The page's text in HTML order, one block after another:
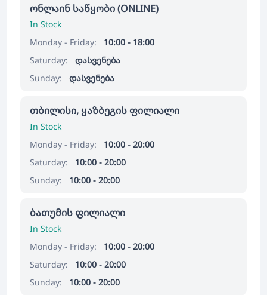
ონლაინ საწყობი (ONLINE)
In Stock
Monday - Friday:
10:00 - 18:00
Saturday:
დასვენება
Sunday:
დასვენება
თბილისი, ყაზბეგის ფილიალი
In Stock
Monday - Friday:
10:00 - 20:00
Saturday:
10:00 - 20:00
Sunday:
10:00 - 20:00
ბათუმის ფილიალი
In Stock
Monday - Friday:
10:00 - 20:00
Saturday:
10:00 - 20:00
Sunday:
10:00 - 20:00